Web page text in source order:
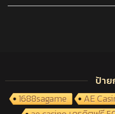
ป้าย
1688sagame
AE